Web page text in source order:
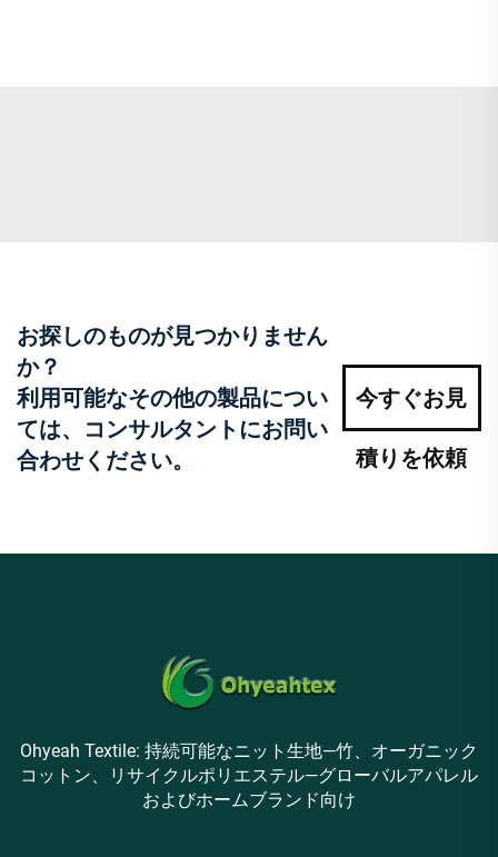
お探しのものが見つかりません
か？
利用可能なその他の製品につい
ては、コンサルタントにお問い
合わせください。
今すぐお見
積りを依頼
Ohyeah Textile: 持続可能なニット生地—竹、オーガニック
コットン、リサイクルポリエステル—グローバルアパレル
およびホームブランド向け